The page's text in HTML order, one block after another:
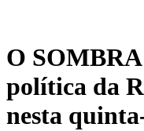
O
política da
nesta